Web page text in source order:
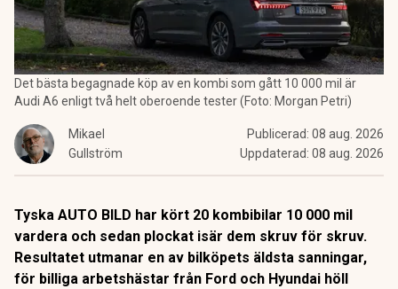
Det bästa begagnade köp av en kombi som gått 10 000 mil är
Audi A6 enligt två helt oberoende tester (Foto: Morgan Petri)
Mikael
Gullström
Publicerad: 08 aug. 2026
Uppdaterad: 08 aug. 2026
Tyska AUTO BILD har kört 20 kombibilar 10 000 mil
vardera och sedan plockat isär dem skruv för skruv.
Resultatet utmanar en av bilköpets äldsta sanningar,
för billiga arbetshästar från Ford och Hyundai höll